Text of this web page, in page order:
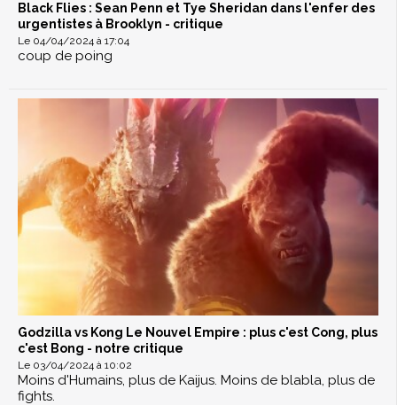
Black Flies : Sean Penn et Tye Sheridan dans l'enfer des
urgentistes à Brooklyn - critique
Le 04/04/2024 à 17:04
coup de poing
Godzilla vs Kong Le Nouvel Empire : plus c'est Cong, plus
c'est Bong - notre critique
Le 03/04/2024 à 10:02
Moins d'Humains, plus de Kaijus. Moins de blabla, plus de
fights.